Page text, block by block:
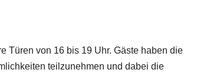
Türen von 16 bis 19 Uhr. Gäste haben die
teilzunehmen und dabei die